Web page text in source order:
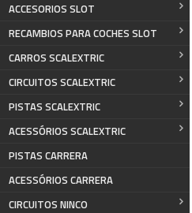
ACCESORIOS SLOT
RECAMBIOS PARA COCHES SLOT
CARROS SCALEXTRIC
CIRCUITOS SCALEXTRIC
PISTAS SCALEXTRIC
ACESSÓRIOS SCALEXTRIC
PISTAS CARRERA
ACESSÓRIOS CARRERA
CIRCUITOS NINCO